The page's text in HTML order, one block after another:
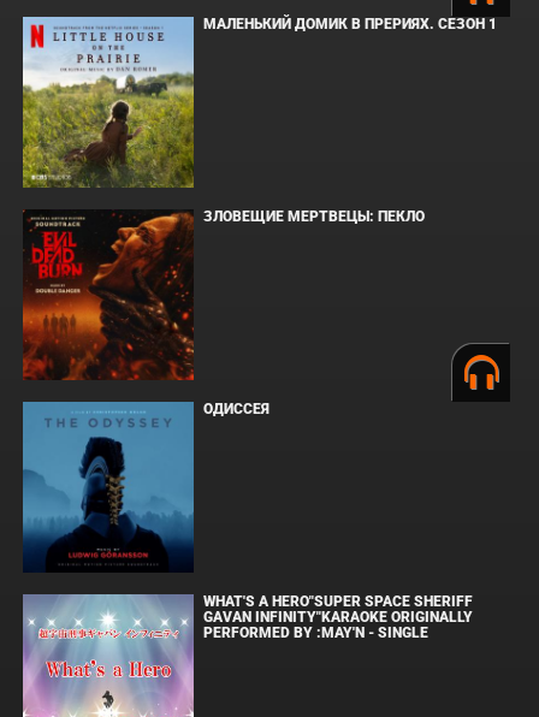
МАЛЕНЬКИЙ ДОМИК В ПРЕРИЯХ. СЕЗОН 1
ЗЛОВЕЩИЕ МЕРТВЕЦЫ: ПЕКЛО
ОДИССЕЯ
WHAT'S A HERO"SUPER SPACE SHERIFF
GAVAN INFINITY"KARAOKE ORIGINALLY
PERFORMED BY :MAY'N - SINGLE